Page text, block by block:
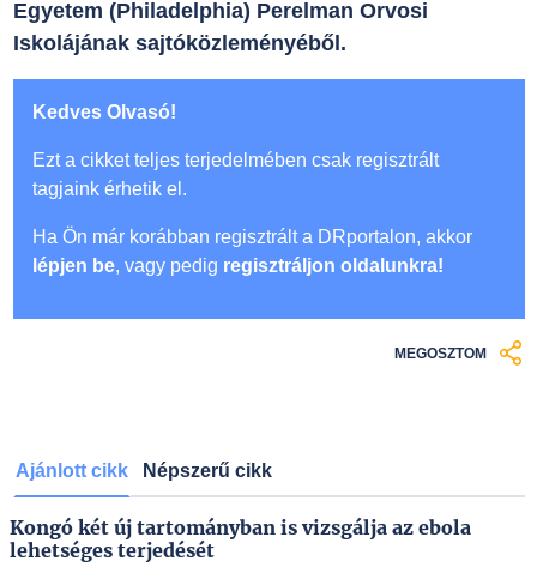
Egyetem (Philadelphia) Perelman Orvosi
Iskolájának sajtóközleményéből.
Kedves Olvasó!
Ezt a cikket teljes terjedelmében csak regisztrált
tagjaink érhetik el.
Ha Ön már korábban regisztrált a DRportalon, akkor
lépjen be, vagy pedig regisztráljon oldalunkra!
MEGOSZTOM
Ajánlott cikk Népszerű cikk
Kongó két új tartományban is vizsgálja az ebola
lehetséges terjedését